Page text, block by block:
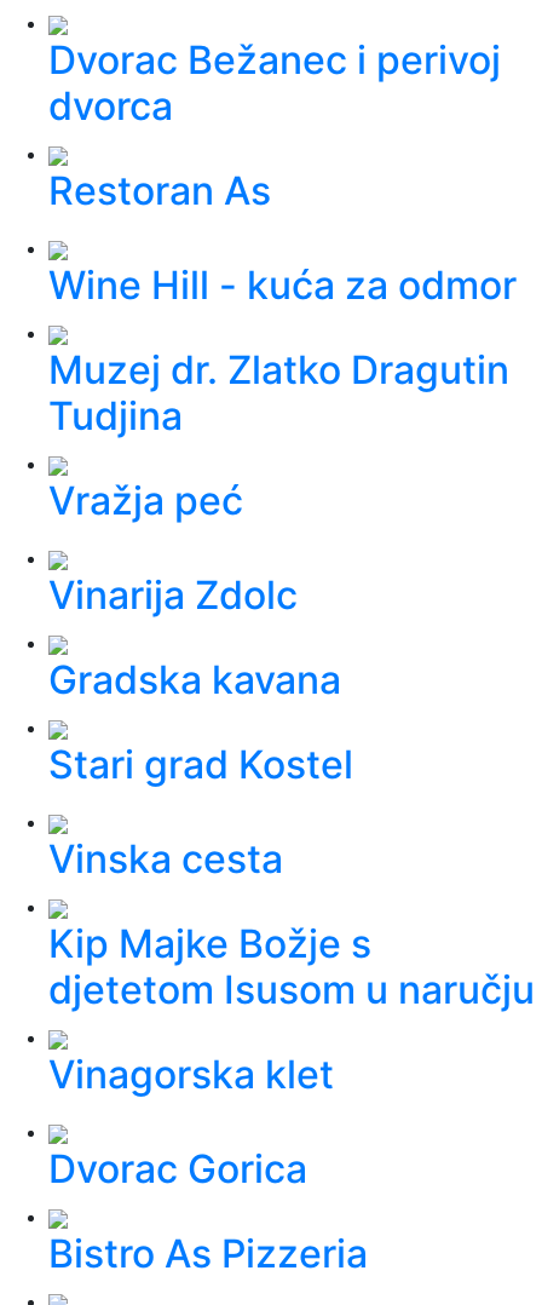
Dvorac Bežanec i perivoj
dvorca
Restoran As
Wine Hill - kuća za odmor
Muzej dr. Zlatko Dragutin
Tudjina
Vražja peć
Vinarija Zdolc
Gradska kavana
Stari grad Kostel
Vinska cesta
Kip Majke Božje s
djetetom Isusom u naručju
Vinagorska klet
Dvorac Gorica
Bistro As Pizzeria